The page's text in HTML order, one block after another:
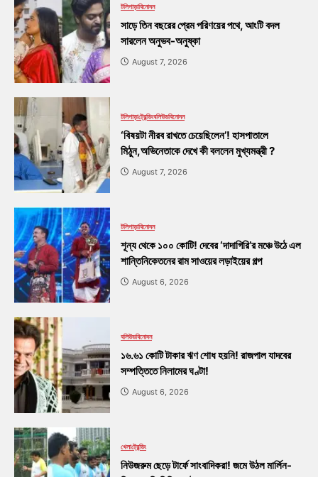
টলিপাড়াবিনোদন
সাড়ে তিন বছরের প্রেম পরিণয়ের পথে, আংটি বদল
সারলেন অনুভব-অনুষ্কা
August 7, 2026
টলিপাড়াট্রেন্ডিংবলিউডবিনোদন
‘বিষয়টা নীরব রাখতে চেয়েছিলেন’! হাসপাতালে
মিঠুন,অভিনেতাকে দেখে কী বললেন মুখ্যমন্ত্রী ?
August 7, 2026
টলিপাড়াবিনোদন
শূন্য থেকে ১০০ কোটি! দেবের ‘দাদাগিরি’র মঞ্চে উঠে এল
শান্তিনিকেতনের রাম সাওয়ের লড়াইয়ের গল্প
August 6, 2026
বলিউডবিনোদন
১৬.৬১ কোটি টাকার ঋণ শোধ হয়নি! রাজপাল যাদবের
সম্পত্তিতে নিলামের ঘণ্টা!
August 6, 2026
খেলাট্রেন্ডিং
নিউজরুম ছেড়ে টার্ফে সাংবাদিকরা! জমে উঠল মার্লিন-